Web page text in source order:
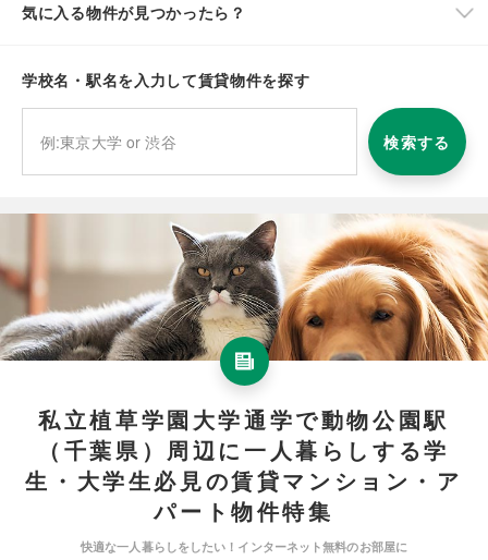
気に入る物件が見つかったら？
学校名・駅名を入力して賃貸物件を探す
検索する
私立植草学園大学通学で動物公園駅
（千葉県）周辺に一人暮らしする学
生・大学生必見の賃貸マンション・ア
パート物件特集
快適な一人暮らしをしたい！インターネット無料のお部屋に